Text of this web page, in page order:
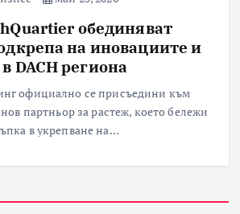
обединяват
на иновациите и
DACH региона
официално се присъедини към
партньор за растеж, което бележи
в укрепване на…